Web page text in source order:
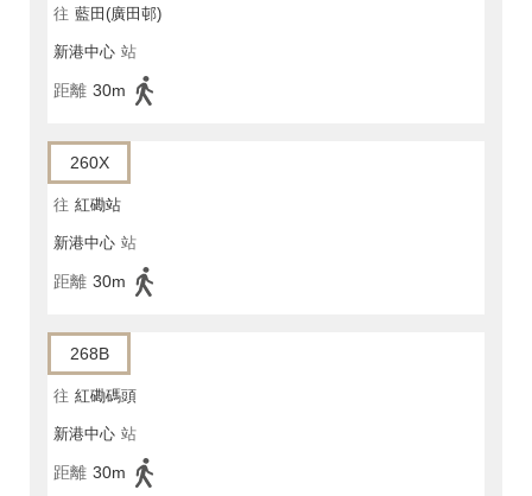
往 藍田(廣田邨)
新港中心 站
距離 30m
260X
往 紅磡站
新港中心 站
距離 30m
268B
往 紅磡碼頭
新港中心 站
距離 30m